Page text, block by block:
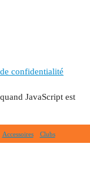
confidentialité
JavaScript est
Accessoires Clubs